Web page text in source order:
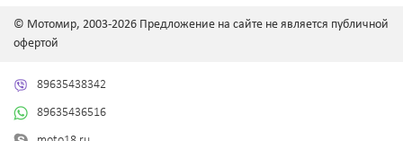
© Мотомир, 2003-2026 Предложение на сайте не является публичной
офертой
89635438342
89635436516